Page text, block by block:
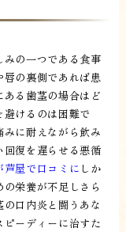
の一つである食事
の裏側であれば患
る歯茎の場合はど
けるのは困難で
に耐えながら飲み
復を遅らせる悪循
芦屋で口コミに しか
栄養が不足しさら
口内炎と闘うあな
ーディーに治すた